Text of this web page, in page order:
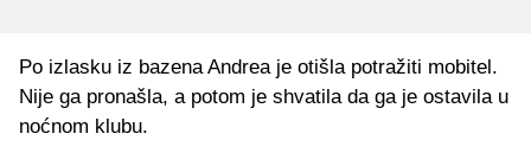
Po izlasku iz bazena Andrea je otišla potražiti mobitel.
Nije ga pronašla, a potom je shvatila da ga je ostavila u
noćnom klubu.